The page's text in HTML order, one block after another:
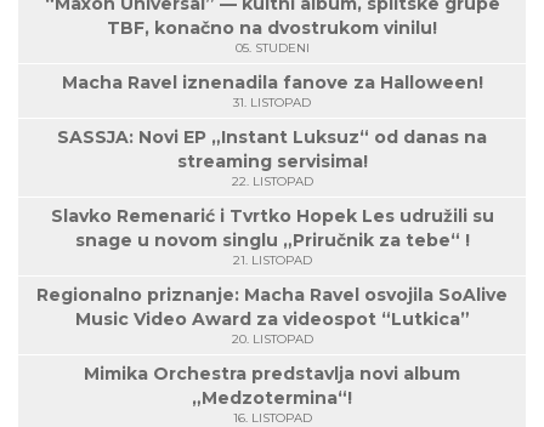
TBF, konačno na dvostrukom vinilu!
05. STUDENI
Macha Ravel iznenadila fanove za Halloween!
31. LISTOPAD
SASSJA: Novi EP „Instant Luksuz“ od danas na
streaming servisima!
22. LISTOPAD
Slavko Remenarić i Tvrtko Hopek Les udružili su
snage u novom singlu „Priručnik za tebe“ !
21. LISTOPAD
Regionalno priznanje: Macha Ravel osvojila SoAlive
Music Video Award za videospot “Lutkica”
20. LISTOPAD
Mimika Orchestra predstavlja novi album
„Medzotermina“!
16. LISTOPAD